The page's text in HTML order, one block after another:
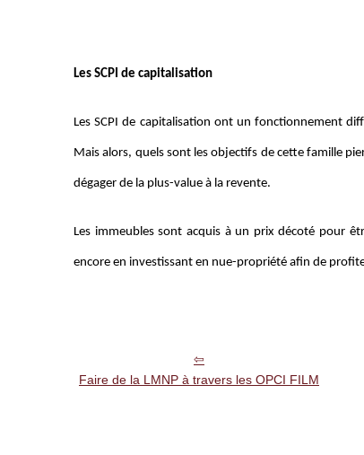
Les SCPI de capitalisation
Les SCPI de capitalisation ont un fonctionnement
Mais alors, quels sont les objectifs de cette famille
dégager de la plus-value à la revente.
Les immeubles sont acquis à un prix décoté pour
encore en investissant en nue-propriété afin de
Faire de la LMNP à travers les OPCI FILM